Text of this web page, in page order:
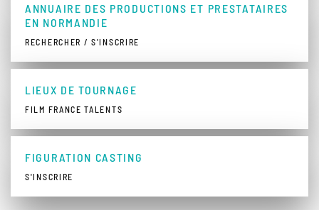
ANNUAIRE DES PRODUCTIONS ET PRESTATAIRES
EN NORMANDIE
RECHERCHER / S'INSCRIRE
LIEUX DE TOURNAGE
FILM FRANCE TALENTS
FIGURATION CASTING
S'INSCRIRE